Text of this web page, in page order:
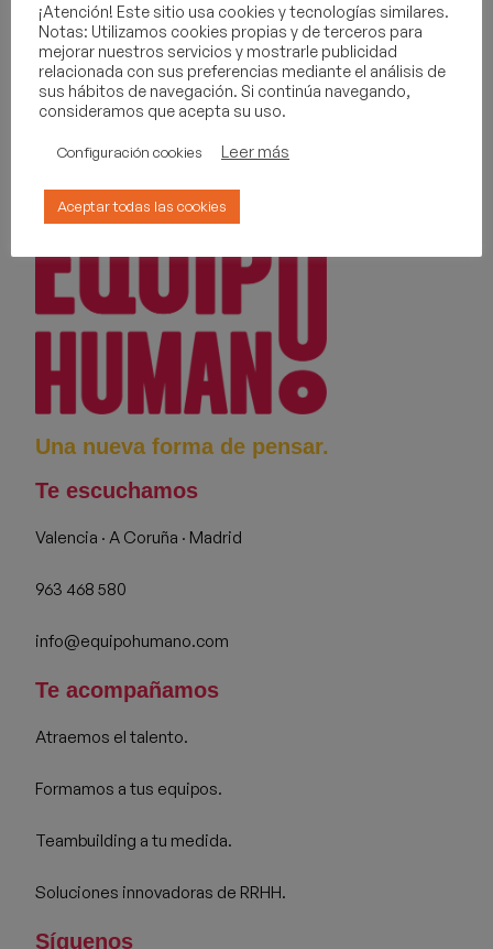
Valencia · Madrid · A Coruña · Castellón · Zaragoza
Una nueva forma de pensar.
Te escuchamos
Valencia · A Coruña · Madrid
963 468 580
info@equipohumano.com
Te acompañamos
Atraemos el talento.
Formamos a tus equipos.
Teambuilding a tu medida.
Soluciones innovadoras de RRHH.
Síguenos
¡Atención! Este sitio usa cookies y tecnologías similares.
Notas: Utilizamos cookies propias y de terceros para
mejorar nuestros servicios y mostrarle publicidad
relacionada con sus preferencias mediante el análisis de
sus hábitos de navegación. Si continúa navegando,
consideramos que acepta su uso.
Configuración cookies Leer más
Aceptar todas las cookies